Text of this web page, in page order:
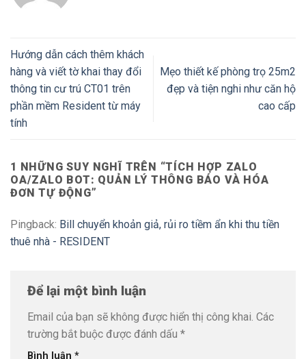
Hướng dẫn cách thêm khách
hàng và viết tờ khai thay đổi
thông tin cư trú CT01 trên
phần mềm Resident từ máy
tính
Mẹo thiết kế phòng trọ 25m2
đẹp và tiện nghi như căn hộ
cao cấp
1 NHỮNG SUY NGHĨ TRÊN “TÍCH HỢP ZALO
OA/ZALO BOT: QUẢN LÝ THÔNG BÁO VÀ HÓA
ĐƠN TỰ ĐỘNG”
Pingback: Bill chuyển khoản giả, rủi ro tiềm ẩn khi thu tiền
thuê nhà - RESIDENT
Để lại một bình luận
Email của bạn sẽ không được hiển thị công khai. Các
trường bắt buộc được đánh dấu *
Bình luận *